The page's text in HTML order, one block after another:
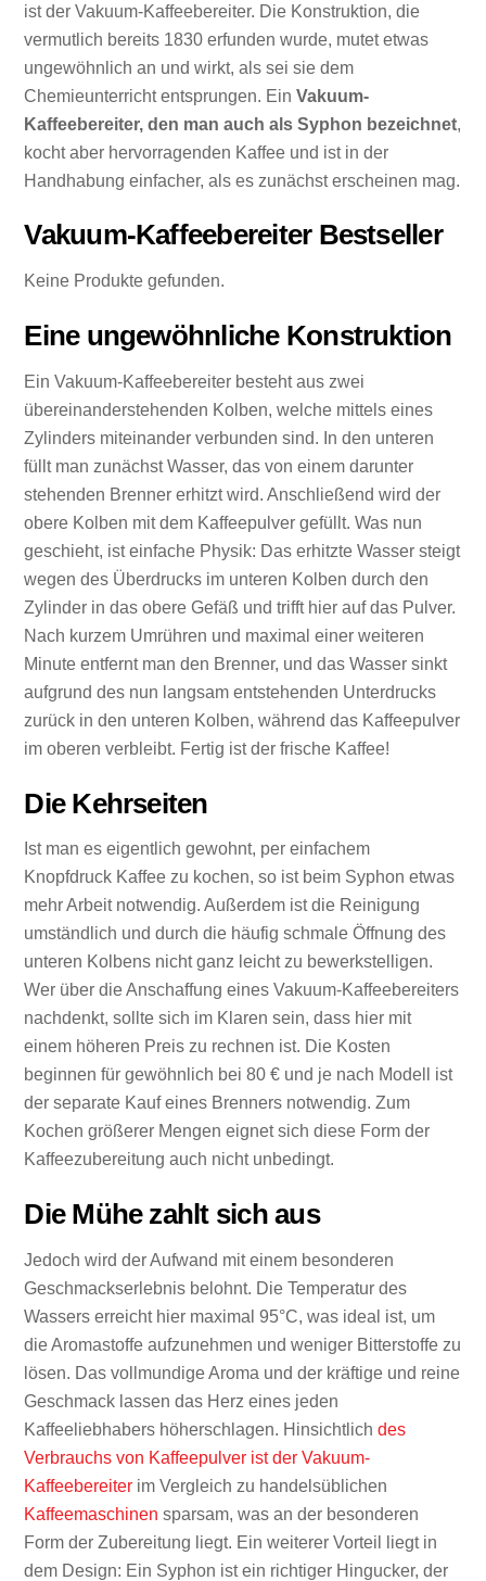
ist der Vakuum-Kaffeebereiter. Die Konstruktion, die
vermutlich bereits 1830 erfunden wurde, mutet etwas
ungewöhnlich an und wirkt, als sei sie dem
Chemieunterricht entsprungen. EinVakuum-
Kaffeebereiter, den man auch als Syphon bezeichnet,
kocht aber hervorragenden Kaffee und ist in der
Handhabung einfacher, als es zunächst erscheinen mag.
Vakuum-Kaffeebereiter Bestseller
Keine Produkte gefunden.
Eine ungewöhnliche Konstruktion
Ein Vakuum-Kaffeebereiter besteht aus zwei
übereinanderstehenden Kolben, welche mittels eines
Zylinders miteinander verbunden sind. In den unteren
füllt man zunächst Wasser, das von einem darunter
stehenden Brenner erhitzt wird. Anschließend wird der
obere Kolben mit dem Kaffeepulver gefüllt. Was nun
geschieht, ist einfache Physik: Das erhitzte Wasser steigt
wegen des Überdrucks im unteren Kolben durch den
Zylinder in das obere Gefäß und trifft hier auf das Pulver.
Nach kurzem Umrühren und maximal einer weiteren
Minute entfernt man den Brenner, und das Wasser sinkt
aufgrund des nun langsam entstehenden Unterdrucks
zurück in den unteren Kolben, während das Kaffeepulver
im oberen verbleibt. Fertig ist der frische Kaffee!
Die Kehrseiten
Ist man es eigentlich gewohnt, per einfachem
Knopfdruck Kaffee zu kochen, so ist beim Syphon etwas
mehr Arbeit notwendig. Außerdem ist die Reinigung
umständlich und durch die häufig schmale Öffnung des
unteren Kolbens nicht ganz leicht zu bewerkstelligen.
Wer über die Anschaffung eines Vakuum-Kaffeebereiters
nachdenkt, sollte sich im Klaren sein, dass hier mit
einem höheren Preis zu rechnen ist. Die Kosten
beginnen für gewöhnlich bei 80 € und je nach Modell ist
der separate Kauf eines Brenners notwendig. Zum
Kochen größerer Mengen eignet sich diese Form der
Kaffeezubereitung auch nicht unbedingt.
Die Mühe zahlt sich aus
Jedoch wird der Aufwand mit einem besonderen
Geschmackserlebnis belohnt. Die Temperatur des
Wassers erreicht hier maximal 95°C, was ideal ist, um
die Aromastoffe aufzunehmen und weniger Bitterstoffe zu
lösen. Das vollmundige Aroma und der kräftige und reine
Geschmack lassen das Herz eines jeden
Kaffeeliebhabers höherschlagen. Hinsichtlichdes
Verbrauchs von Kaffeepulver ist der Vakuum-
Kaffeebereiter im Vergleich zu handelsüblichen
Kaffeemaschinen sparsam, was an der besonderen
Form der Zubereitung liegt. Ein weiterer Vorteil liegt in
dem Design: Ein Syphon ist ein richtiger Hingucker, der